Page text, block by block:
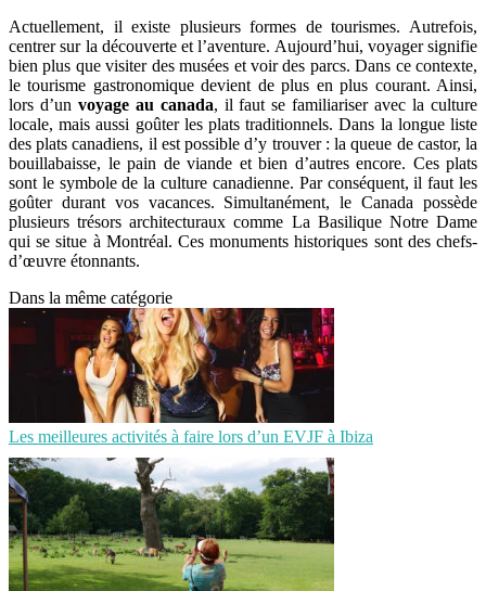
Actuellement, il existe plusieurs formes de tourismes. Autrefois,
centrer sur la découverte et l’aventure. Aujourd’hui, voyager signifie
bien plus que visiter des musées et voir des parcs. Dans ce contexte,
le tourisme gastronomique devient de plus en plus courant. Ainsi,
lors d’un voyage au canada, il faut se familiariser avec la culture
locale, mais aussi goûter les plats traditionnels. Dans la longue liste
des plats canadiens, il est possible d’y trouver : la queue de castor, la
bouillabaisse, le pain de viande et bien d’autres encore. Ces plats
sont le symbole de la culture canadienne. Par conséquent, il faut les
goûter durant vos vacances. Simultanément, le Canada possède
plusieurs trésors architecturaux comme La Basilique Notre Dame
qui se situe à Montréal. Ces monuments historiques sont des chefs-
d’œuvre étonnants.
Dans la même catégorie
Les meilleures activités à faire lors d’un EVJF à Ibiza